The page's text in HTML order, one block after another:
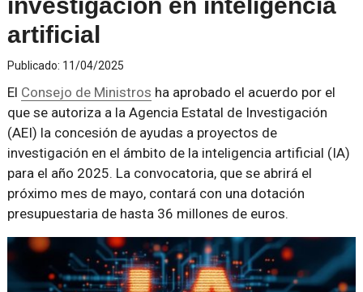
artificial
Publicado: 11/04/2025
El Consejo de Ministros ha aprobado el acuerdo por el
que se autoriza a la Agencia Estatal de Investigación
(AEI) la concesión de ayudas a proyectos de
investigación en el ámbito de la inteligencia artificial (IA)
para el año 2025. La convocatoria, que se abrirá el
próximo mes de mayo, contará con una dotación
presupuestaria de hasta 36 millones de euros.